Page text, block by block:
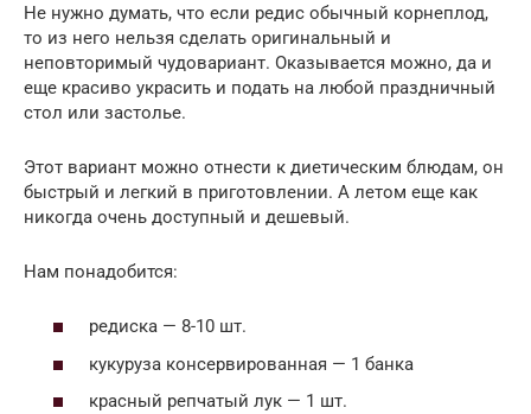
Не нужно думать, что если редис обычный корнеплод,
то из него нельзя сделать оригинальный и
неповторимый чудовариант. Оказывается можно, да и
еще красиво украсить и подать на любой праздничный
стол или застолье.
Этот вариант можно отнести к диетическим блюдам, он
быстрый и легкий в приготовлении. А летом еще как
никогда очень доступный и дешевый.
Нам понадобится:
редиска — 8-10 шт.
кукуруза консервированная — 1 банка
красный репчатый лук — 1 шт.